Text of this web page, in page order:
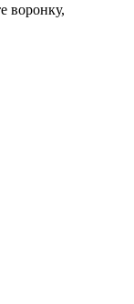
воронку,